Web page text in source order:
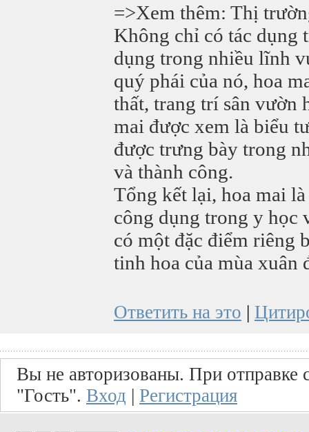
=>Xem thêm: Thị
Không chỉ có tác dụng
dụng trong nhiều lĩnh
quý phái của nó, hoa
thất, trang trí sân vườn
mai được xem là biểu
được trưng bày trong
và thành công.
Tổng kết lại, hoa mai
công dụng trong y học
có một đặc điểm riêng
tinh hoa của mùa
Ответить на это |
Вы не авторизованы. При отправке
"Гость". Вход | Регистрация